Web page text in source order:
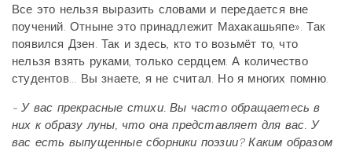
Все это нельзя выразить словами и передается вне
поучений. Отныне это принадлежит Махакашьяпе». Так
появился Дзен. Так и здесь, кто то возьмёт то, что
нельзя взять руками, только сердцем. А количество
студентов... Вы знаете, я не считал. Но я многих помню.
- У вас прекрасные стихи. Вы часто обращаетесь в
них к образу луны, что она представляет для вас. У
вас есть выпущенные сборники поэзии? Каким образом